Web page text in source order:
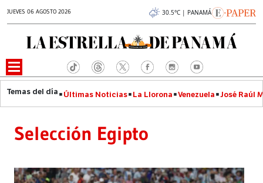
JUEVES 06 AGOSTO 2026 30.5°C | PANAMÁ
Últimas Noticias La Llorona Venezuela José Raúl
Selección Egipto